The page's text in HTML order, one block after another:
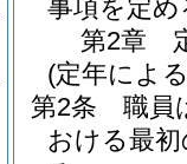
事項を定
第2章
(定年によ
第2条
職員
おける最